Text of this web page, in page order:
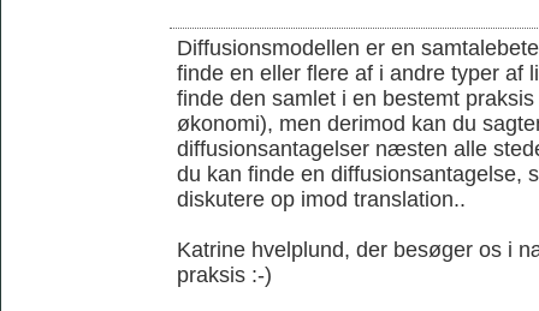
Diffusionsmodellen er en
finde en eller flere af i andre typer af
finde den samlet i en bestemt
økonomi), men derimod kan du
diffusionsantagelser næsten alle
du kan finde en diffusionsantagelse,
diskutere op imod translation..
Katrine hvelplund, der besøger os i
praksis :-)